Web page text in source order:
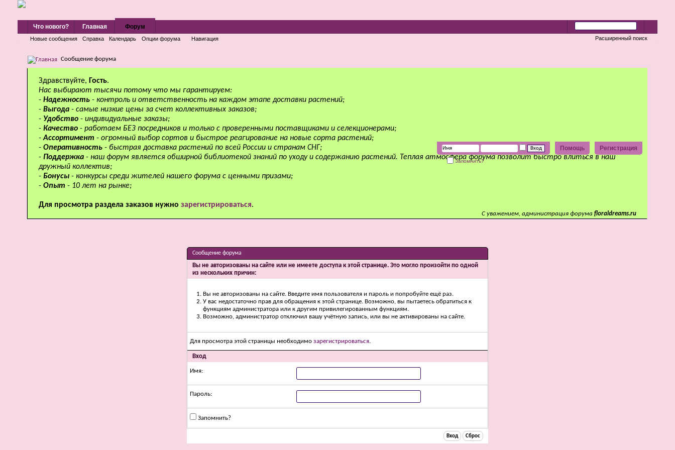
Регистрация
Помощь
Запомнить?
Что нового? Главная Форум
Новые сообщения Справка Календарь Опции форума Навигация Расширенный поиск
Сообщение форума
Здравствуйте, Гость.
Нас выбирают тысячи потому что мы гарантируем:
- Надежность - контроль и ответственность на каждом этапе доставки растений;
- Выгода - самые низкие цены за счет коллективных заказов;
- Удобство - индивидуальные заказы;
- Качество - работаем БЕЗ посредников и только с проверенными поставщиками и селекционерами;
-Ассортимент - огромный выбор сортов и быстрое реагирование на новые сорта растений;
- Оперативность - быстрая доставка растений по всей России и странам СНГ;
- Поддержка - наш форум является обширной библиотекой знаний по уходу и содержанию растений. Теплая атмосфера форума позволит быстро влиться в наш
дружный коллектив;
- Бонусы - конкурсы среди жителей нашего форума с ценными призами;
- Опыт - 10 лет на рынке;
Для просмотра раздела заказов нужно зарегистрироваться.
С уважением, администрация форума floraldreams.ru
Сообщение форума
Вы не авторизованы на сайте или не имеете доступа к этой странице. Это могло произойти по одной
из нескольких причин:
Вы не авторизованы на сайте. Введите имя пользователя и пароль и попробуйте ещё раз.
У вас недостаточно прав для обращения к этой странице. Возможно, вы пытаетесь обратиться к
функциям администратора или к другим привилегированным функциям.
Возможно, администратор отключил вашу учётную запись, или вы не активированы на сайте.
Для просмотра этой страницы необходимо зарегистрироваться.
Вход
Имя:
Пароль:
Запомнить?